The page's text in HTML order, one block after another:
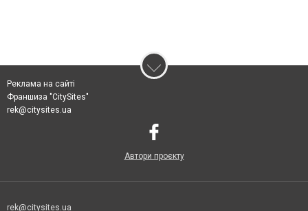
Реклама на сайті
Франшиза "CitySites"
rek@citysites.ua
Автори проєкту
rek@citysites.ua